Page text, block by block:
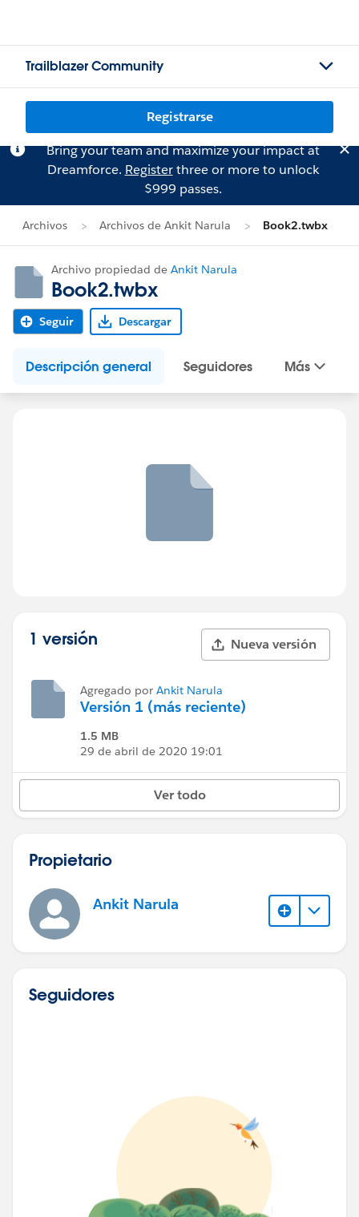
Trailblazer Community
Registrarse
Bring your team and maximize your impact at
Dreamforce. Registerthree or more to unlock
$999 passes.
Archivos Archivos de Ankit Narula Book2.twbx
Archivo propiedad de Ankit Narula
Book2.twbx
Seguir Descargar
Descripción general Seguidores Más
1 versión Nueva versión
Agregado por Ankit Narula
Versión 1 (más reciente)
1.5 MB
29 de abril de 2020 19:01
Ver todo
Propietario
Ankit Narula
Seguidores